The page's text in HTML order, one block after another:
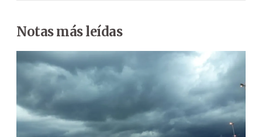
Notas más leídas